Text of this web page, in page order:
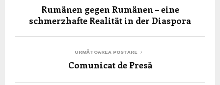
Rumänen gegen Rumänen – eine
schmerzhafte Realität in der Diaspora
URMĂTOAREA POSTARE
Comunicat de Presă